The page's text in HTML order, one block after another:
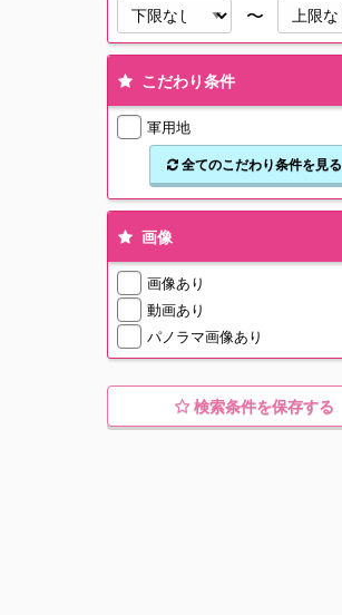
〜
こだわり条件
軍用地
全てのこだわり条件を見る
画像
画像あり
動画あり
パノラマ画像あり
検索条件を保存する